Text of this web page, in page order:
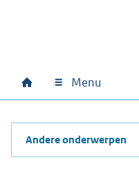
Hoofdnavigatie
Home Menu
Andere onderwerpen